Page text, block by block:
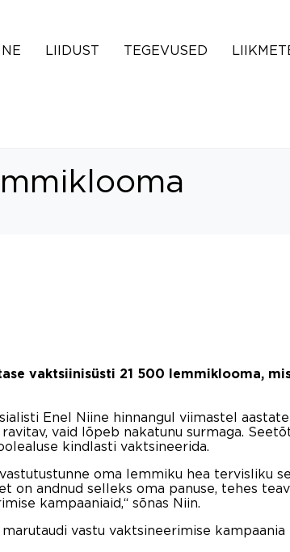
LIIDUST TEGEVUSED
vaktsiinisüsti 21 500 lemmiklooma,
Enel Niine hinnangul viimastel
vaid lõpeb nakatunu surmaga.
kindlasti vaktsineerida.
oma lemmiku hea tervisliku
on andnud selleks oma panuse, tehes
kampaaniaid,“ sõnas Niin.
vastu vaktsineerimise kampaania